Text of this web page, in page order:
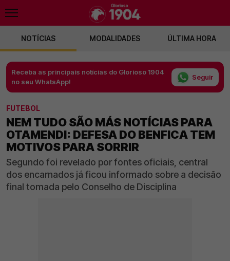
NOTÍCIAS MODALIDADES ÚLTIMA HORA
Receba as principais notícias do Glorioso 1904
no seu WhatsApp!
Seguir
FUTEBOL
NEM TUDO SÃO MÁS NOTÍCIAS PARA
OTAMENDI: DEFESA DO BENFICA TEM
MOTIVOS PARA SORRIR
Segundo foi revelado por fontes oficiais, central
dos encarnados já ficou informado sobre a decisão
final tomada pelo Conselho de Disciplina